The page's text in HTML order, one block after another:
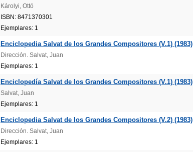
Károlyi, Ottó
ISBN: 8471370301
Ejemplares: 1
Enciclopedia Salvat de los Grandes Compositores (V.1) (1983)
Dirección. Salvat, Juan
Ejemplares: 1
Enciclopedía Salvat de los Grandes Compositores (V.1) (1983)
Salvat, Juan
Ejemplares: 1
Enciclopedia Salvat de los Grandes Compositores (V.2) (1983)
Dirección. Salvat, Juan
Ejemplares: 1